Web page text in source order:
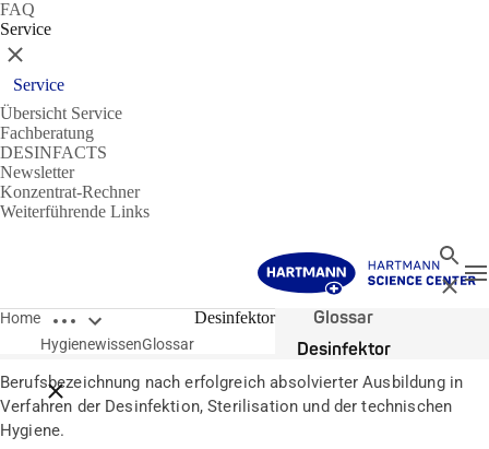
FAQ
Service
Schließen
Service
Übersicht Service
Fachberatung
DESINFACTS
Newsletter
Konzentrat-Rechner
Weiterführende Links
Suche
Home Breadcrumbs öffnen
Breadcrumbs schließen
HygienewissenGlossar
Desinfektor
Glossar
Desinfektor
Berufsbezeichnung nach erfolgreich absolvierter Ausbildung in
Verfahren der Desinfektion, Sterilisation und der technischen
Hygiene.